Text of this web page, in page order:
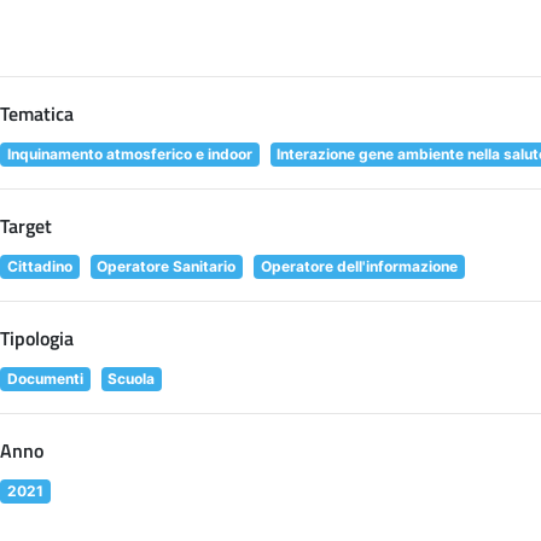
Tematica
Inquinamento atmosferico e indoor Interazione gene ambiente nella
Target
Cittadino Operatore Sanitario Operatore dell'informazione
Tipologia
Documenti Scuola
Anno
2021